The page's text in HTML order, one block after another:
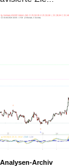
Analysen-Archiv